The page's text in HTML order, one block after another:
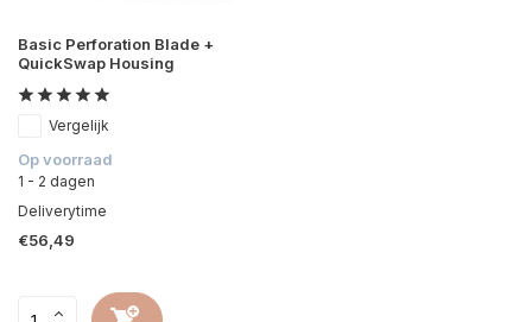
Basic Perforation Blade +
QuickSwap Housing
Vergelijk
Op voorraad
1 - 2 dagen
Deliverytime
€56,49